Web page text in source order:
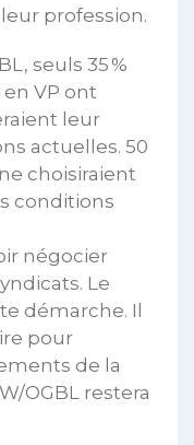
profession.
seuls 35 %
VP ont
leur
actuelles. 50
choisiraient
conditions
négocier
Le
démarche. Il
pour
de la
OGBL restera